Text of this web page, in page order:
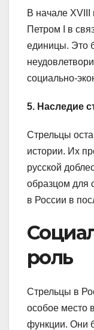
В начале
Петром I в
единицы. Это
социально-
5. Наследие
Стрельцы
истории. Их
русской
образцом для
в России в
роль
Стрельцы в
особое место
функции. Они